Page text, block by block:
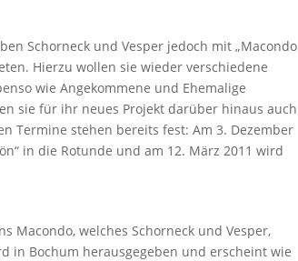
Schorneck und Vesper jedoch mit „Macondo
Hierzu wollen sie wieder verschiedene
wie Angekommene und Ehemalige
sie für ihr neues Projekt darüber hinaus auch
Termine stehen bereits fest: Am 3. Dezember
in die Rotunde und am 12. März 2011 wird
Macondo, welches Schorneck und Vesper,
in Bochum herausgegeben und erscheint wie